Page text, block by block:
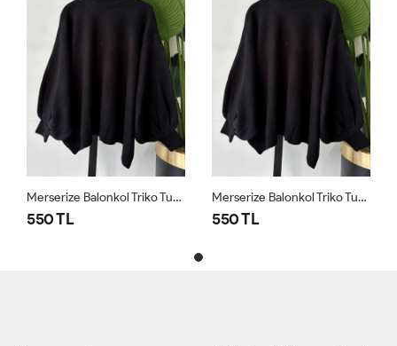
Merserize Balonkol Triko Tunik Siyah Siyah
550 TL
Merserize Balonkol Triko Tunik Siyah Siyah
550 TL